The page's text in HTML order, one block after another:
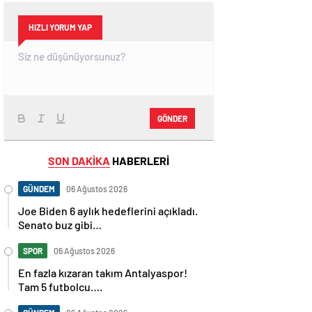
HIZLI YORUM YAP
GÖNDER
SON DAKİKA HABERLERİ
GÜNDEM 06 Ağustos 2026
Joe Biden 6 aylık hedeflerini açıkladı.
Senato buz gibi…
SPOR 06 Ağustos 2026
En fazla kızaran takım Antalyaspor!
Tam 5 futbolcu….